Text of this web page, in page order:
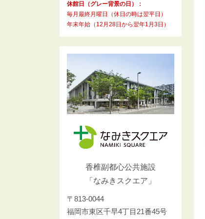
休館日（グレー背景の日）：
毎月最終月曜日（休日の時は翌平日）
年末年始（12月28日から翌年1月3日）
香椎副都心公共施設
「なみきスクエア」
〒813-0044
福岡市東区千早4丁目21番45号